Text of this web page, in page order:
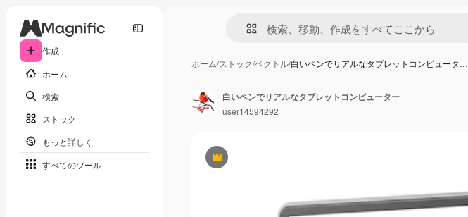
作成
ホーム
検索
ストック
もっと詳しく
すべてのツール
ホーム/ストック/ベクトル/白いペンでリアルなタブレットコンピュータ…
Premium
白いペンでリアルなタブレットコンピューター
user14594292